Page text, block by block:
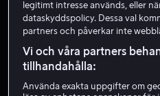
Frantz
HD
legitimt intresse används, eller
dataskyddspolicy. Dessa val
partners och påverkar inte
Vi och våra partners
tillhandahålla:
Använda exakta uppgifter om